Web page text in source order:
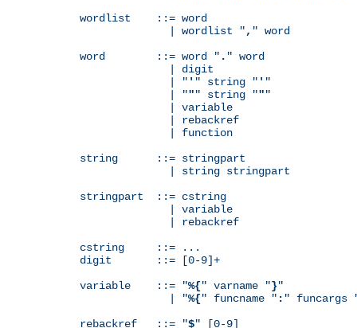
wordlist    ::= word
              | wordlist "
, " word
word        ::= word " . " word
              | digit
              | "
' " string " ' "
              | "
"" string """
              | variable
              | function
string      ::= stringpart
              | string stringpart
stringpart  ::= cstring
              | variable
cstring     ::= ...
digit       ::= [0-9]+
variable    ::= "%{" varname "}"
              | "
%{" funcname " : " funcargs
rebackref   ::= "$" [0-9]